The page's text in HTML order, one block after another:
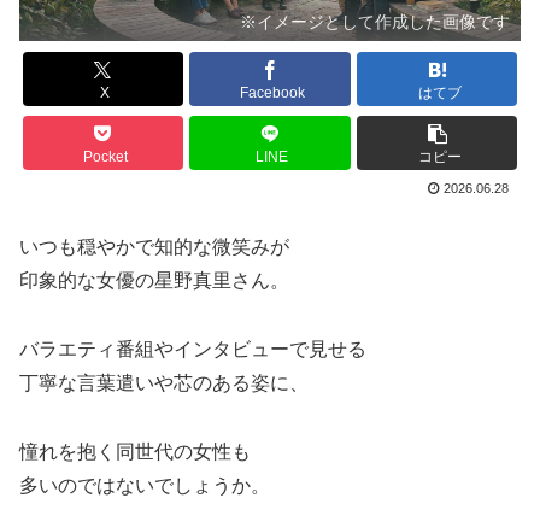
※イメージとして作成した画像です
X Facebook はてブ
Pocket LINE コピー
2026.06.28
いつも穏やかで知的な微笑みが
印象的な女優の星野真里さん。
バラエティ番組やインタビューで見せる
丁寧な言葉遣いや芯のある姿に、
憧れを抱く同世代の女性も
多いのではないでしょうか。